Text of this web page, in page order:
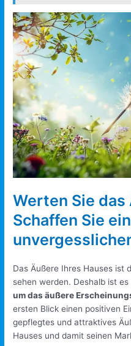
Werten Sie das
Schaffen Sie
Das Äußere Ihres Hauses ist
sehen werden. Deshalb ist
um das äußere
ersten Blick einen positiven
gepflegtes und attraktives
Hauses und damit seinen